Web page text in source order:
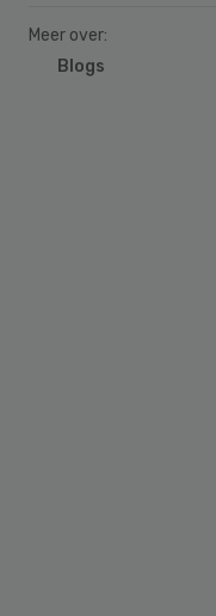
Meer over:
Blogs